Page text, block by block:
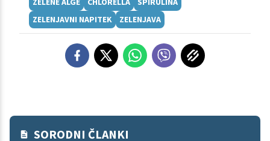
ZELENJAVNI NAPITEK
ZELENJAVA
SORODNI ČLANKI